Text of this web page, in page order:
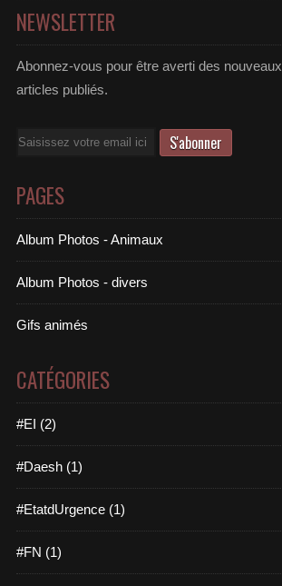
NEWSLETTER
Abonnez-vous pour être averti des nouveaux
articles publiés.
Email
PAGES
Album Photos - Animaux
Album Photos - divers
Gifs animés
CATÉGORIES
#EI (2)
#Daesh (1)
#EtatdUrgence (1)
#FN (1)